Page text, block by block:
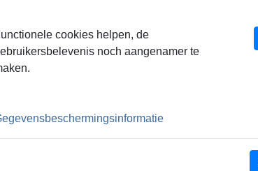
BEL
BEL
cookies helpen, de
noch aangenamer te